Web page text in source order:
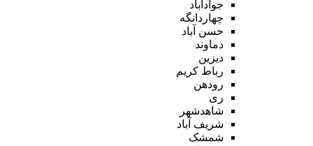
جوادآباد
چهاردانگه
حسن آباد
دماوند
دیزین
رباط کریم
رودهن
ری
شاهدشهر
شریف آباد
شمشک